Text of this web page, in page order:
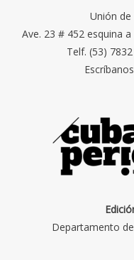
Unión de
Ave. 23 # 452 esquina
Telf. (53)
Departamento